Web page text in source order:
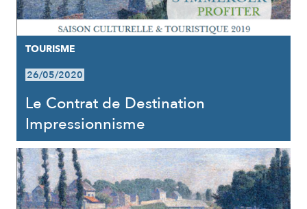
TOURISME
26/05/2020
Le Contrat de Destination
Impressionnisme